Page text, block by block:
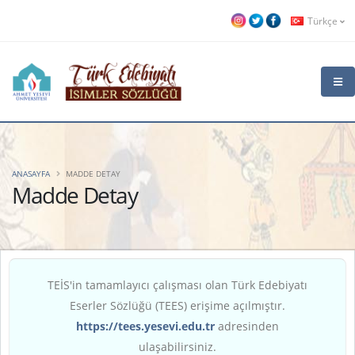
Türkçe
Madde Detay
ANASAYFA MADDE DETAY
TEİS'in tamamlayıcı çalışması olan Türk Edebiyatı
Eserler Sözlüğü (TEES) erişime açılmıştır.
https://tees.yesevi.edu.tr adresinden
ulaşabilirsiniz.